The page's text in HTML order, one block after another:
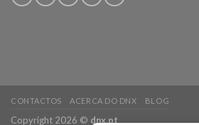
CONTACTOS ACERCA DO DNX BLOG
Copyright 2026 © dnx.pt